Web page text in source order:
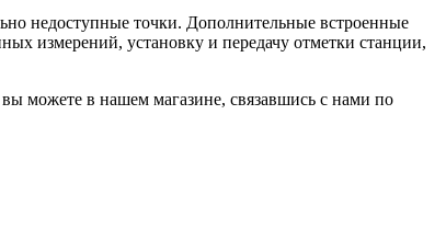
недоступные точки. Дополнительные встроенные
измерений, установку и передачу отметки станции,
вы можете в нашем магазине, связавшись с нами по